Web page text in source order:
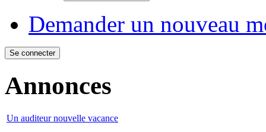
Demander un nouveau
Annonces
Un auditeur nouvelle vacance